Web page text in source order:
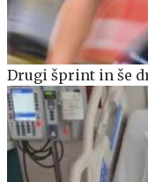
Drugi šprint in še